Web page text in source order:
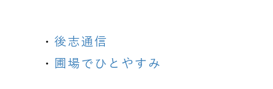
・後志通信
・ 圃場でひとやすみ